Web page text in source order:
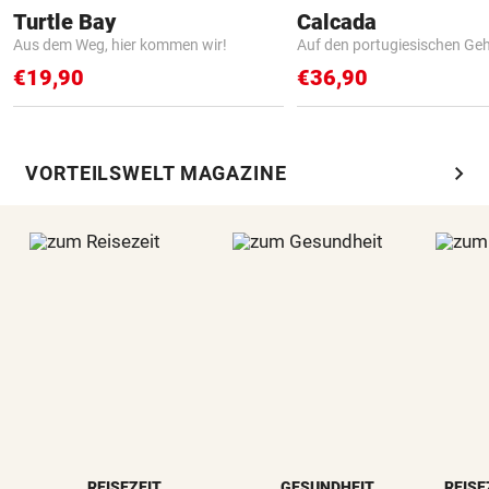
Turtle Bay
Aus dem Weg, hier kommen wir!
€19,90
Calcada
Auf den portugiesischen
€36,90
VORTEILSWELT MAGAZINE chevron_right